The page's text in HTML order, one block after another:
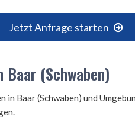
Jetzt Anfrage starten
(Schwaben)
Baar (Schwaben) und